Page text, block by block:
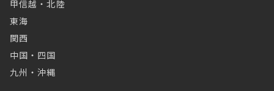
甲信越・北陸
東海
関西
中国・四国
九州・沖縄